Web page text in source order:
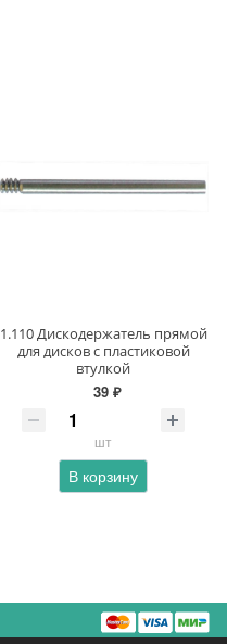
1.110 Дискодержатель прямой
для дисков с пластиковой
втулкой
39 ₽
шт
В корзину